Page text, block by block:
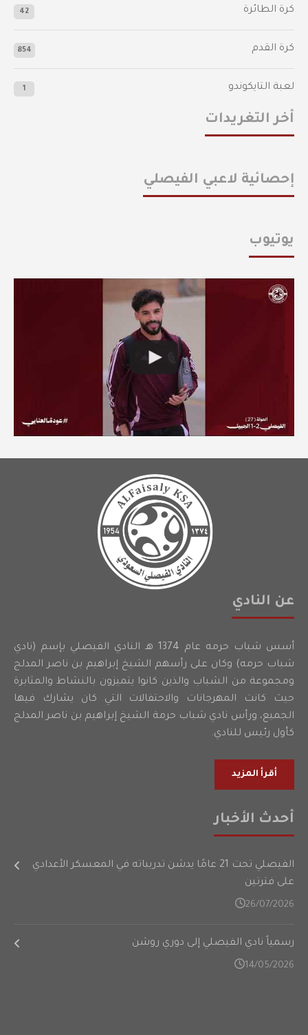
كرة الطائرة 42
كرة القدم 854
لعبة التايكوندو 1
أخر التغريدات
إحصائية لاعبي الفيصلي
يوتيوب
عن النادي
أسس شباب حرمه عام 1374 هـ النادي الفيصلي بإسم (نادي
شباب حرمه) وكان على رأسهم الشيخ إبراهيم بن ناصر المدلج
ومجموعة من الشباب والذين كانوا يتميزون بالنشاط والمثابرة
حيث كانت المهرجانات والاحتفالات التي كان يشارك فيها
الجميع، ورأس نادي شباب حرمة الشيخ إبراهيم بن ناصر المدلج
كأول رئيس للنادي.
أقرأ المزيد
أحدث الأخبار
الفيصلي تحت 21 عامًا يدشن تدريباته في المعسكر الأعدادي
على فترتين
26/07/2026
رسمياً نادي الفيصلي إلى دوري روشن
14/05/2026